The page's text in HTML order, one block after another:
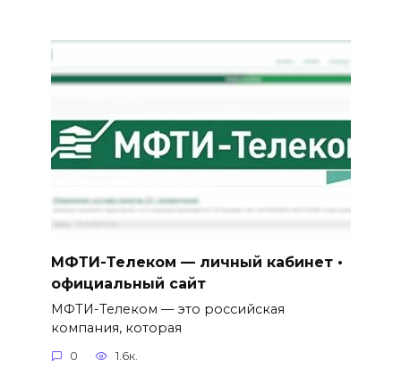
МФТИ-Телеком — личный кабинет •
официальный сайт
МФТИ-Телеком — это российская
компания, которая
0 1.6к.